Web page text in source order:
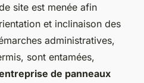
site est menée afin
et inclinaison des
administratives,
sont entamées,
de panneaux